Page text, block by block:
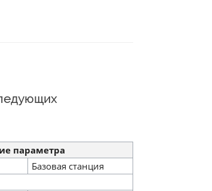
параметра
Базовая станция